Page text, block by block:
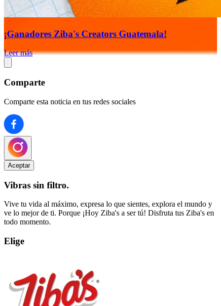
¡Ganadores Ziba's Creators Guatemala!
Leer más
Comparte
Comparte esta noticia en tus redes sociales
Aceptar
Vibras sin filtro.
Vive tu vida al máximo, expresa lo que sientes, explora el mundo y
ve lo mejor de ti. Porque ¡Hoy Ziba's a ser tú! Disfruta tus Ziba's en
todo momento.
Elige